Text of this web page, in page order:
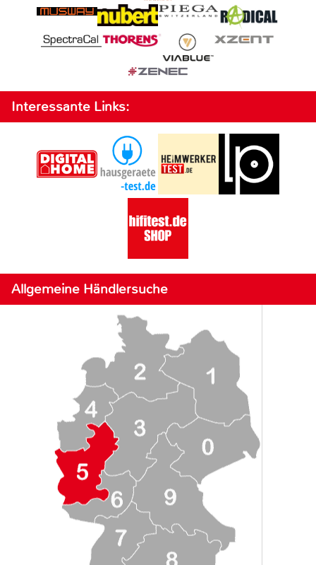
Interessante Links:
Allgemeine Händlersuche